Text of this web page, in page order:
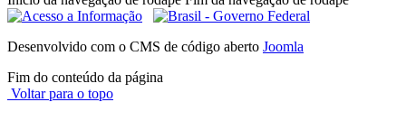
Desenvolvido com o CMS de código aberto Joomla
Fim do conteúdo da página
Voltar para o topo